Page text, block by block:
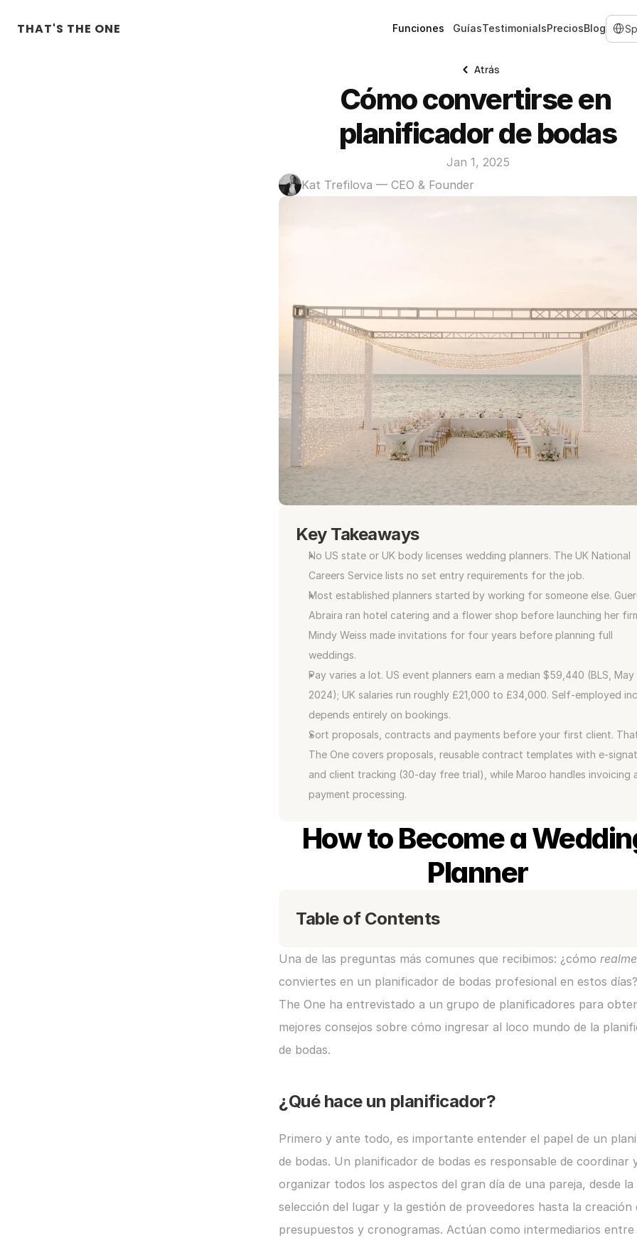
THAT'S THE ONE Funciones GuíasTestimonialsPreciosBlog
Select
Atrás
Cómo convertirse en
planificador de bodas
Jan 1, 2025
Kat Trefilova — CEO & Founder
Key Takeaways
No US state or UK body licenses wedding planners. The UK National
Careers Service lists no set entry requirements for the job.
Most established planners started by working for someone else.
Abraira ran hotel catering and a flower shop before launching her
Mindy Weiss made invitations for four years before planning full
weddings.
Pay varies a lot. US event planners earn a median $59,440 (BLS, May
2024); UK salaries run roughly £21,000 to £34,000. Self-employed
depends entirely on bookings.
Sort proposals, contracts and payments before your first client.
The One covers proposals, reusable contract templates with e-
and client tracking (30-day free trial), while Maroo handles invoicing
payment processing.
How to Become a
Planner
Table of Contents
Una de las preguntas más comunes que recibimos: ¿cómo
conviertes en un planificador de bodas profesional en estos
The One ha entrevistado a un grupo de planificadores para
mejores consejos sobre cómo ingresar al loco mundo de la
de bodas.
¿Qué hace un planificador?
Primero y ante todo, es importante entender el papel de un
de bodas. Un planificador de bodas es responsable de coordinar
organizar todos los aspectos del gran día de una pareja, desde la
selección del lugar y la gestión de proveedores hasta la creación
presupuestos y cronogramas. Actúan como intermediarios entre